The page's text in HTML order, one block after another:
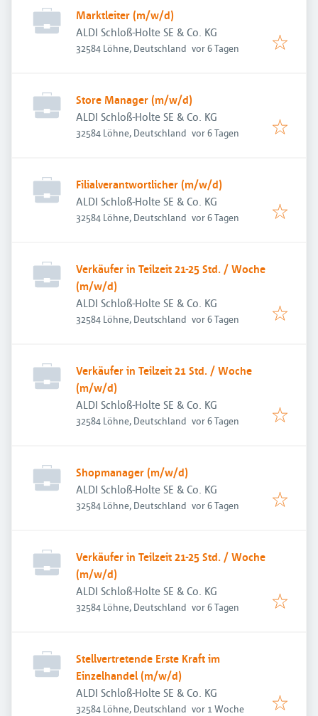
Marktleiter (m/w/d)
ALDI Schloß-Holte SE & Co. KG
32584 Löhne, Deutschland Veröffentlicht
vor 6 Tagen
Store Manager (m/w/d)
ALDI Schloß-Holte SE & Co. KG
32584 Löhne, Deutschland Veröffentlicht
vor 6 Tagen
Filialverantwortlicher (m/w/d)
ALDI Schloß-Holte SE & Co. KG
32584 Löhne, Deutschland Veröffentlicht
vor 6 Tagen
Verkäufer in Teilzeit 21-25 Std. / Woche
(m/w/d)
ALDI Schloß-Holte SE & Co. KG
32584 Löhne, Deutschland Veröffentlicht
vor 6 Tagen
Verkäufer in Teilzeit 21 Std. / Woche
(m/w/d)
ALDI Schloß-Holte SE & Co. KG
32584 Löhne, Deutschland Veröffentlicht
vor 6 Tagen
Shopmanager (m/w/d)
ALDI Schloß-Holte SE & Co. KG
32584 Löhne, Deutschland Veröffentlicht
vor 6 Tagen
Verkäufer in Teilzeit 21-25 Std. / Woche
(m/w/d)
ALDI Schloß-Holte SE & Co. KG
32584 Löhne, Deutschland Veröffentlicht
vor 6 Tagen
Stellvertretende Erste Kraft im
Einzelhandel (m/w/d)
ALDI Schloß-Holte SE & Co. KG
32584 Löhne, Deutschland Veröffentlicht
vor 1 Woche